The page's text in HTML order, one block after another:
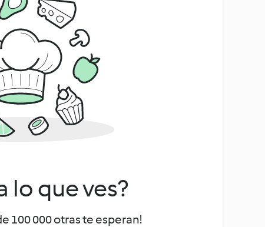
lo que ves?
100 000 otras te esperan!